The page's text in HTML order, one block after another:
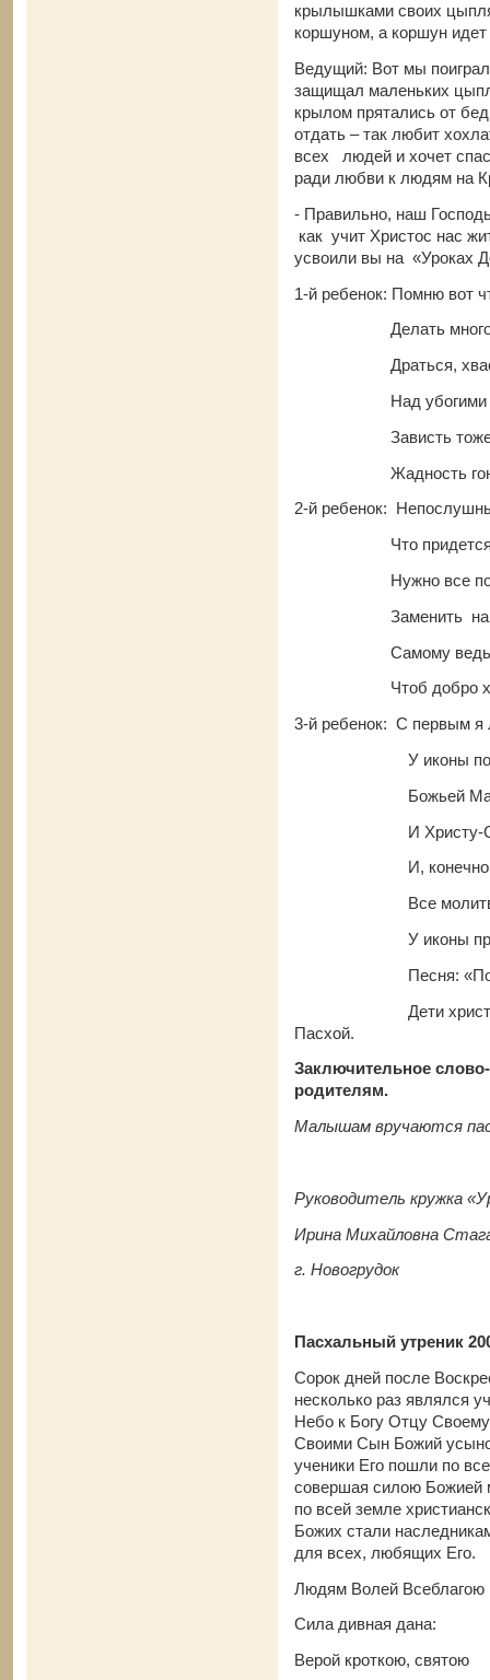
крылышками своих
коршуном, а коршун идет
Ведущий: Вот мы
защищал маленьких
крылом прятались от
отдать – так любит
всех людей и хочет
ради любви к людям на
- Правильно, наш
как учит Христос нас
усвоили вы на «Уроках
1-й ребенок: Помню вот
Делать многого
Драться,
Над убогими
Зависть тоже
Жадность гонит
2-й ребенок:
Что придется
Нужно все
Заменить на
Самому ведь
Чтоб добро
3-й ребенок: С первым я
У иконы
Божьей Матери
И Христу-
И, конечно же,
Все молитвы,
У иконы
Песня:
Дети
Пасхой.
Заключительное
родителям.
Малышам вручаются
Руководитель кружка
Ирина Михайловна
г. Новогрудок
Пасхальный утреник
Сорок дней после
несколько раз являлся
Небо к Богу Отцу
Своими Сын Божий
ученики Его пошли по
совершая силою Божией
по всей земле
Божих стали
для всех, любящих Его.
Людям Волей Всеблагою
Сила дивная дана:
Верой кроткою, святою